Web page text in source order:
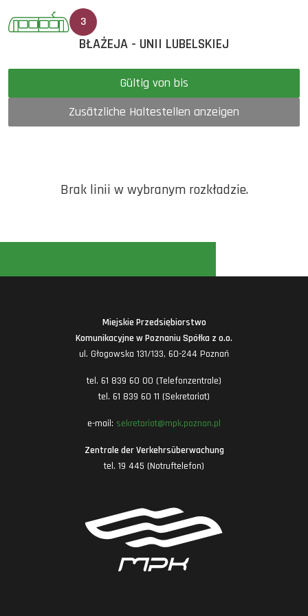
3
BŁAŻEJA - UNII LUBELSKIEJ
Gültig von bis
Zusätzliche Haltestellen anzeigen
Brak linii w wybranym rozkładzie.
Miejskie Przedsiębiorstwo
Komunikacyjne w Poznaniu Spółka z o.o.
ul. Głogowska 131/133, 60-244 Poznań
tel. 61 839 60 00 (Telefonzentrale)
tel. 61 839 60 11 (Sekretariat)
e-mail: sekretariat@mpk.poznan.pl
Zentrale der Verkehrsüberwachung
tel. 19 445 (Notruftelefon)